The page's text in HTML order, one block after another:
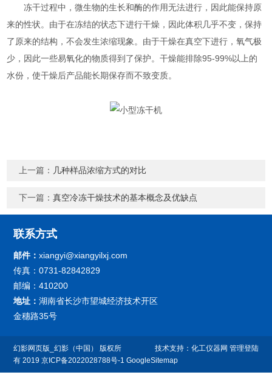
冻干过程中，微生物的生长和酶的作用无法进行，因此能保持原
来的性状。由于在冻结的状态下进行干燥，因此体积几乎不变，保持
了原来的结构，不会发生浓缩现象。由于干燥在真空下进行，氧气极
少，因此一些易氧化的物质得到了保护。干燥能排除95-99%以上的
水份，使干燥后产品能长期保存而不致变质。
上一篇： 几种样品浓缩方式的对比
下一篇：真空冷冻干燥技术的基本概念及优缺点
联系方式
邮件：xiangyi@xiangyilxj.com
传真：0731-82842829
邮编：410200
地址：湖南省长沙市望城经济技术开区
金穗路35号
技术支持： 化工仪器网 管理登陆
幻影网页版_幻影（中国） 版权所
有 2019京ICP备2022028788号-1 GoogleSitemap